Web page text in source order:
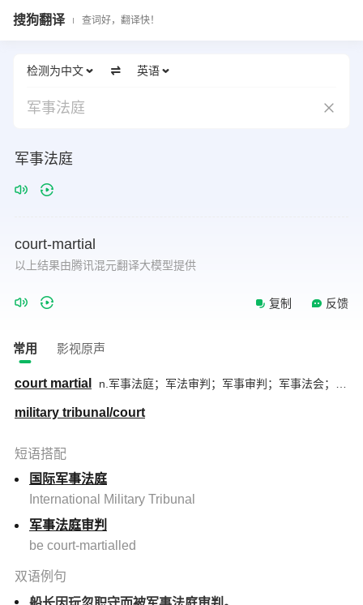
搜狗翻译 查词好，翻译快！
检测为中文 英语
军事法庭
军事法庭
court-martial
以上结果由腾讯混元翻译大模型提供
复制 反馈
常用 影视原声
court martial n.军事法庭；军法审判；军事审判；军事法会；军法会审
military tribunal/court
短语搭配
国际军事法庭
International Military Tribunal
军事法庭审判
be court-martialled
双语例句